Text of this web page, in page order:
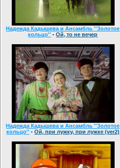
Надежда Кадышева и Ансамбль ''Золотое
кольцо'' -Ой, то не вечер
Надежда Кадышева и Ансамбль ''Золотое
кольцо'' - Ой, при лужку, при лужке (ver2)